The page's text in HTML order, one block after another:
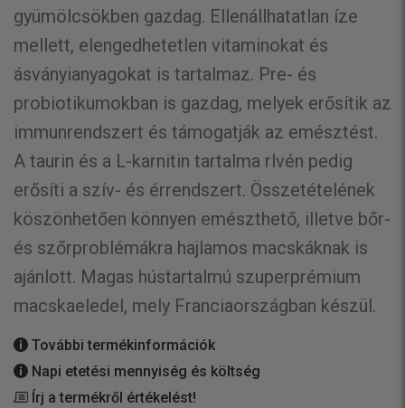
gyümölcsökben gazdag. Ellenállhatatlan íze
mellett, elengedhetetlen vitaminokat és
ásványianyagokat is tartalmaz. Pre- és
probiotikumokban is gazdag, melyek erősítik az
immunrendszert és támogatják az emésztést.
A taurin és a L-karnitin tartalma rlvén pedig
erősíti a szív- és érrendszert. Összetételének
köszönhetően könnyen emészthető, illetve bőr-
és szőrproblémákra hajlamos macskáknak is
ajánlott. Magas hústartalmú szuperprémium
macskaeledel, mely Franciaországban készül.
További termékinformációk
Napi etetési mennyiség és költség
Írj a termékről értékelést!